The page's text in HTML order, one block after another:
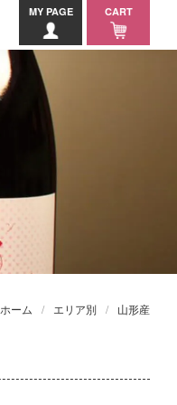
MY PAGE CART
ホーム エリア別 山形産